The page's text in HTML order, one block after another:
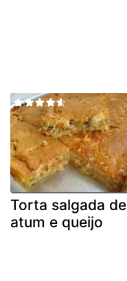
Torta salgada de
atum e queijo